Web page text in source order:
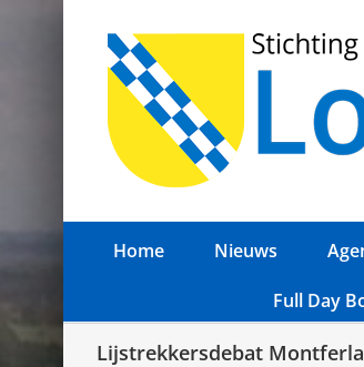
Home Nieuws
Full Day
Lijstrekkersdebat